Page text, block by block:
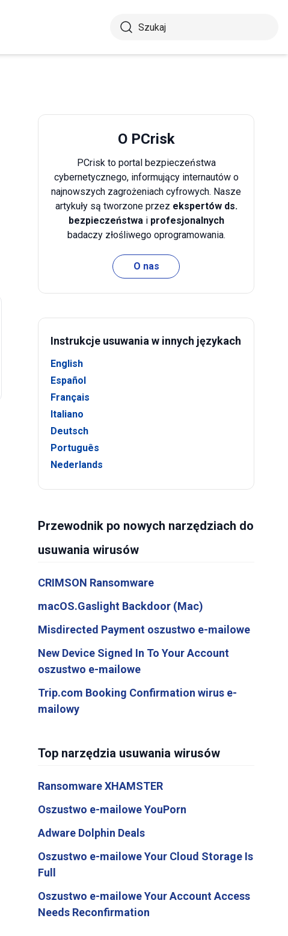
O PCrisk
PCrisk to portal bezpieczeństwa
cybernetycznego, informujący internautów o
najnowszych zagrożeniach cyfrowych. Nasze
artykuły są tworzone przez ekspertów ds.
bezpieczeństwai profesjonalnych
badaczy złośliwego oprogramowania.
O nas
Instrukcje usuwania w innych językach
English
Español
Français
Italiano
Deutsch
Português
Nederlands
Przewodnik po nowych narzędziach do
usuwania wirusów
CRIMSON Ransomware
macOS.Gaslight Backdoor (Mac)
Misdirected Payment oszustwo e-mailowe
New Device Signed In To Your Account
oszustwo e-mailowe
Trip.com Booking Confirmation wirus e-
mailowy
Top narzędzia usuwania wirusów
Ransomware XHAMSTER
Oszustwo e-mailowe YouPorn
Adware Dolphin Deals
Oszustwo e-mailowe Your Cloud Storage Is
Full
Oszustwo e-mailowe Your Account Access
Needs Reconfirmation